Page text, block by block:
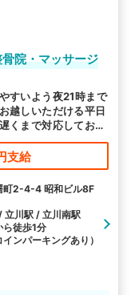
院・マッサージ
すいよう夜21時まで
越しいただける平日
くまで対応しており
支給
町2-4-4 昭和ビル8F
立川駅 / 立川南駅
ら徒歩1分
ンパーキングあり）